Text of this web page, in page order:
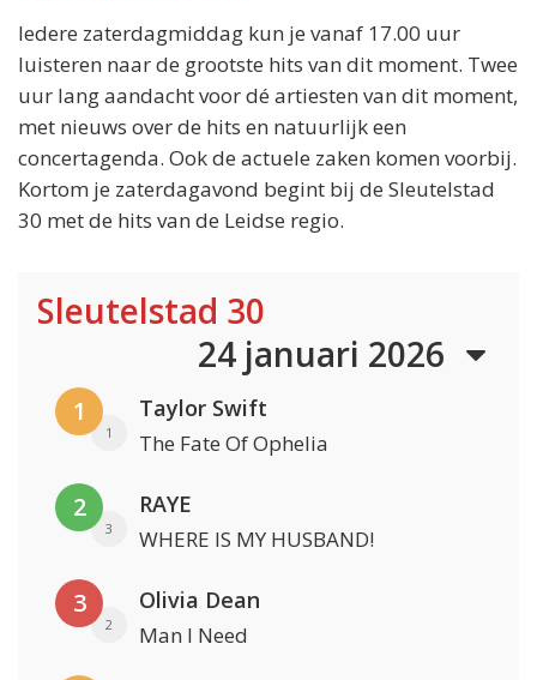
Iedere zaterdagmiddag kun je vanaf 17.00 uur
luisteren naar de grootste hits van dit moment. Twee
uur lang aandacht voor dé artiesten van dit moment,
met nieuws over de hits en natuurlijk een
concertagenda. Ook de actuele zaken komen voorbij.
Kortom je zaterdagavond begint bij de Sleutelstad
30 met de hits van de Leidse regio.
Sleutelstad 30
24 januari 2026
1
1
Taylor Swift
The Fate Of Ophelia
2
3
RAYE
WHERE IS MY HUSBAND!
3
2
Olivia Dean
Man I Need